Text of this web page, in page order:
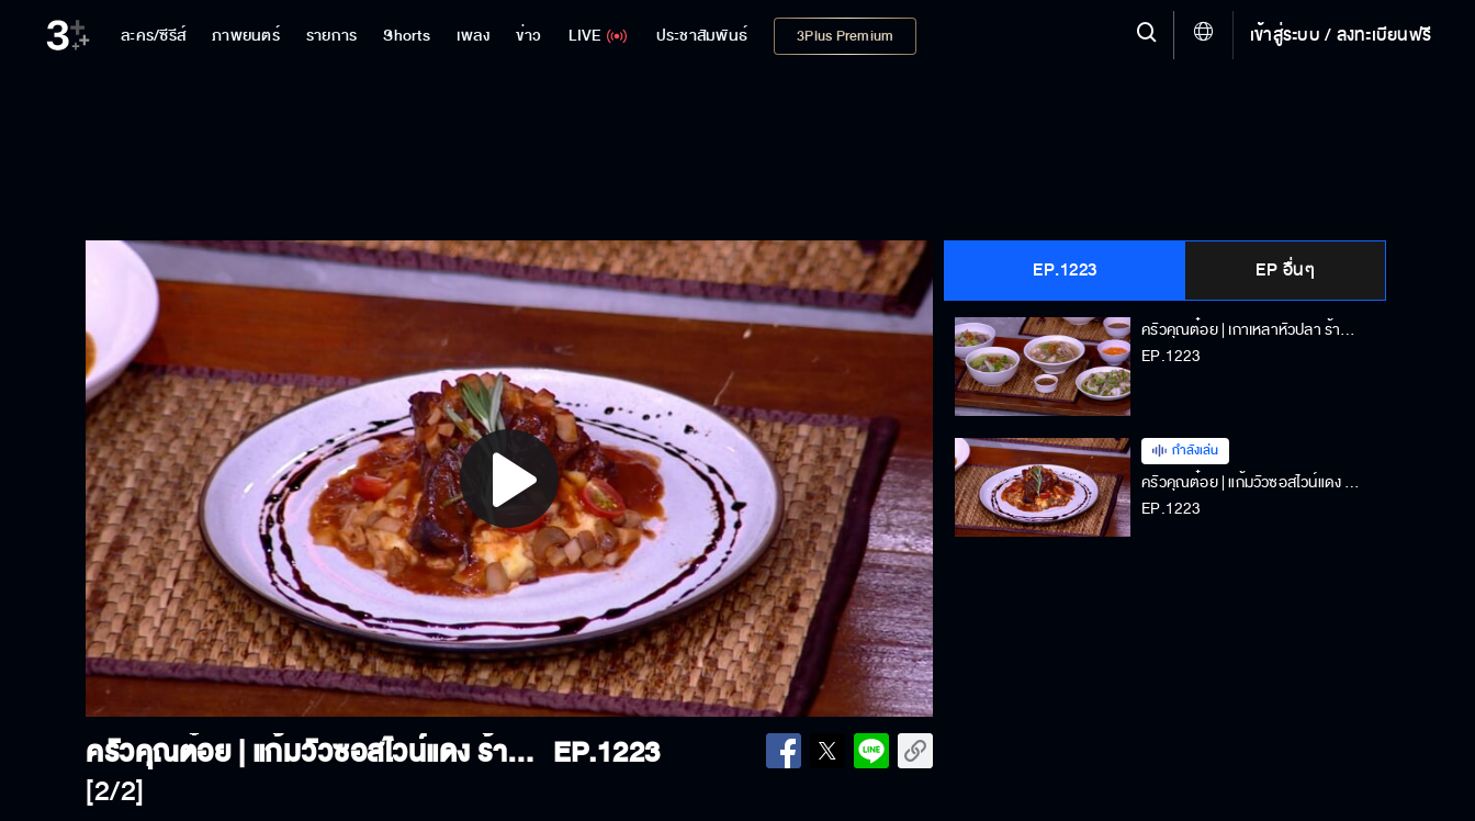
ละคร/ซีรีส์ ภาพยนตร์ รายการ Shorts เพลง ข่าว LIVE ประชาสัมพันธ์ 3Plus Premium เข้าสู่ระบบ / ลงทะเบียนฟรี
Play
Video
ครัวคุณต๋อย | แก้มวัวซอสไวน์แดง ร้าน Stark Food | 07-11-2024 EP.1223
[2/2]
EP.1223 EP อื่นๆ
ครัวคุณต๋อย | เกาเหลาหัวปลา ร้านข้าวต้มปลาสะพานเหลือง | 07-11-2024
EP.1223
กำลังเล่น
ครัวคุณต๋อย | แก้มวัวซอสไวน์แดง ร้าน Stark Food | 07-11-2024
EP.1223